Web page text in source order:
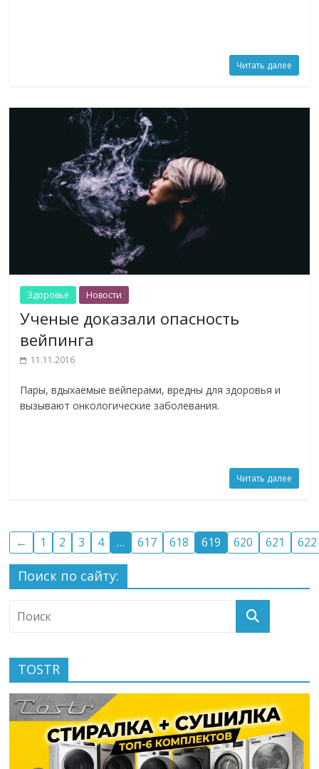
Читать далее
Здоровье Новости
Ученые доказали опасность
вейпинга
11.11.2016
Пары, вдыхаемые вейперами, вредны для здоровья и
вызывают онкологические заболевания.
Читать далее
← 1 2 3 4 … 617 618 619 620 621 622
Поиск по сайту:
TOSTR